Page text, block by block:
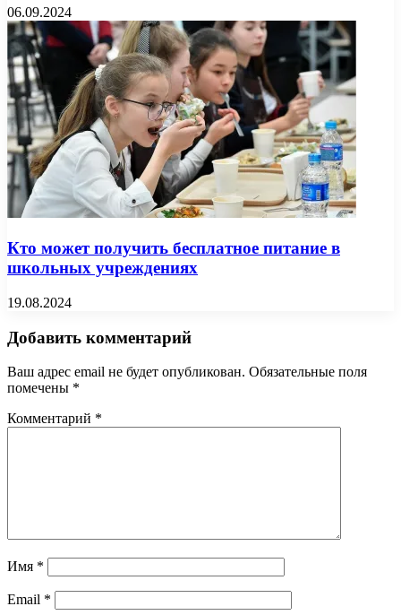
06.09.2024
Кто может получить бесплатное питание в
школьных учреждениях
19.08.2024
Добавить комментарий
Ваш адрес email не будет опубликован. Обязательные поля
помечены *
Комментарий *
Имя *
Email *